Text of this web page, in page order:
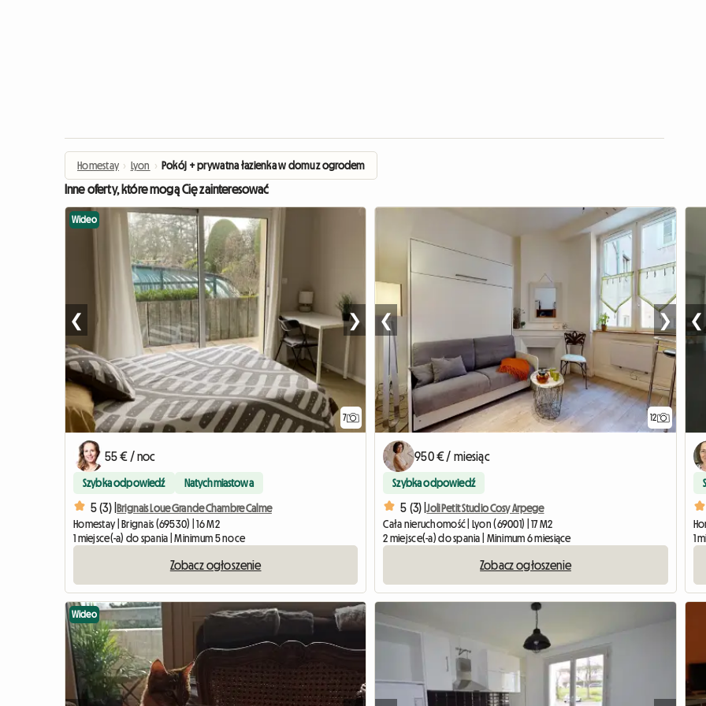
Homestay › Lyon › Pokój + prywatna łazienka w domu z ogrodem
Inne oferty, które mogą Cię zainteresować
7
Wideo
❮ ❯
55 € / noc
Szybka odpowiedź Natychmiastowa
5 (3) |Brignais Loue Grande Chambre Calme
Homestay | Brignais (69530) | 16 M2
1 miejsce(-a) do spania | Minimum 5 noce
Zobacz ogłoszenie
12
❮ ❯
950 € / miesiąc
Szybka odpowiedź
5 (3) |Joli Petit Studio Cosy Arpege
Cała nieruchomość | Lyon (69001) | 17 M2
2 miejsce(-a) do spania | Minimum 6 miesiące
Zobacz ogłoszenie
❮
1
Wideo